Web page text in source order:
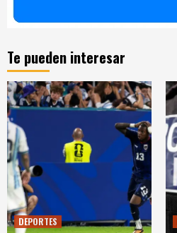
Te pueden interesar
DEPORTES